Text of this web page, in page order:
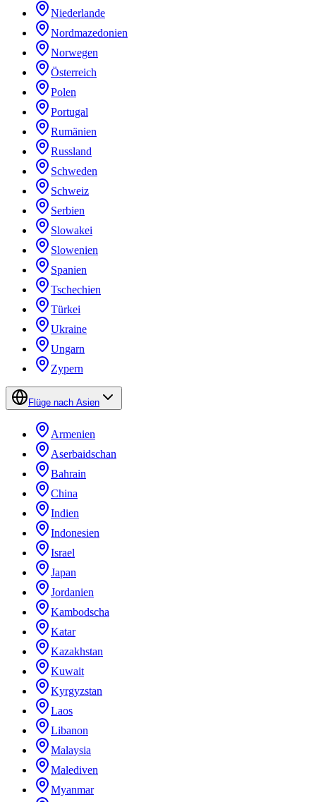
Niederlande
Nordmazedonien
Norwegen
Österreich
Polen
Portugal
Rumänien
Russland
Schweden
Schweiz
Serbien
Slowakei
Slowenien
Spanien
Tschechien
Türkei
Ukraine
Ungarn
Zypern
Flüge nach Asien
Armenien
Aserbaidschan
Bahrain
China
Indien
Indonesien
Israel
Japan
Jordanien
Kambodscha
Katar
Kazakhstan
Kuwait
Kyrgyzstan
Laos
Libanon
Malaysia
Malediven
Myanmar